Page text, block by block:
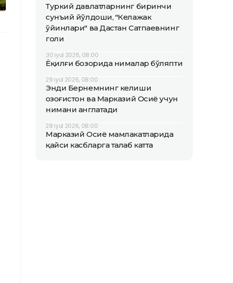
Туркий давлатларнинг биринчи
сунъий йўлдоши, "Келажак
ўйинлари" ва Дастан Сатпаевнинг
голи
30 iyul 2026, 08:00
Ёқилғи бозорида нималар бўляпти
29 iyul 2026, 08:00
Энди Бернемнинг келиши
Қозоғистон ва Марказий Осиё учун
нимани англатади
28 iyul 2026, 08:00
Марказий Осиё мамлакатларида
қайси касбларга талаб катта